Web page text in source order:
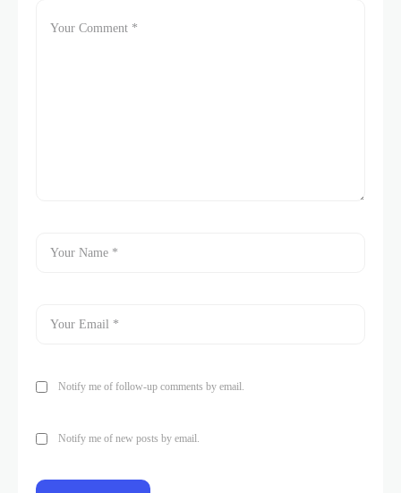
Notify me of follow-up comments by email.
Notify me of new posts by email.